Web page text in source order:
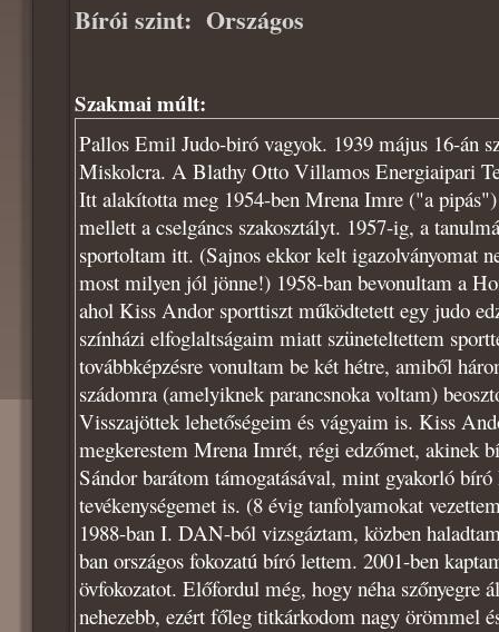
Bírói szint: Országos
Szakmai múlt:
Pallos Emil Judo-biró vagyok. 1939 május 16-án
Miskolcra. A Blathy Otto Villamos Energiaipari
Itt alakította meg 1954-ben Mrena Imre ("a
mellett a cselgáncs szakosztályt. 1957-ig, a
sportoltam itt. (Sajnos ekkor kelt igazolványomat
most milyen jól jönne!) 1958-ban bevonultam a
ahol Kiss Andor sporttiszt működtetett egy judo
színházi elfoglaltságaim miatt szüneteltettem
továbbképzésre vonultam be két hétre, amiből
szádomra (amelyiknek parancsnoka voltam)
Visszajöttek lehetőségeim és vágyaim is. Kiss
megkerestem Mrena Imrét, régi edzőmet, akinek
Sándor barátom támogatásával, mint gyakorló
tevékenységemet is. (8 évig tanfolyamokat
1988-ban I. DAN-ból vizsgáztam, közben
ban országos fokozatú bíró lettem. 2001-ben
övfokozatot. Előfordul még, hogy néha szőnyegre
nehezebb, ezért főleg titkárkodom nagy örömmel